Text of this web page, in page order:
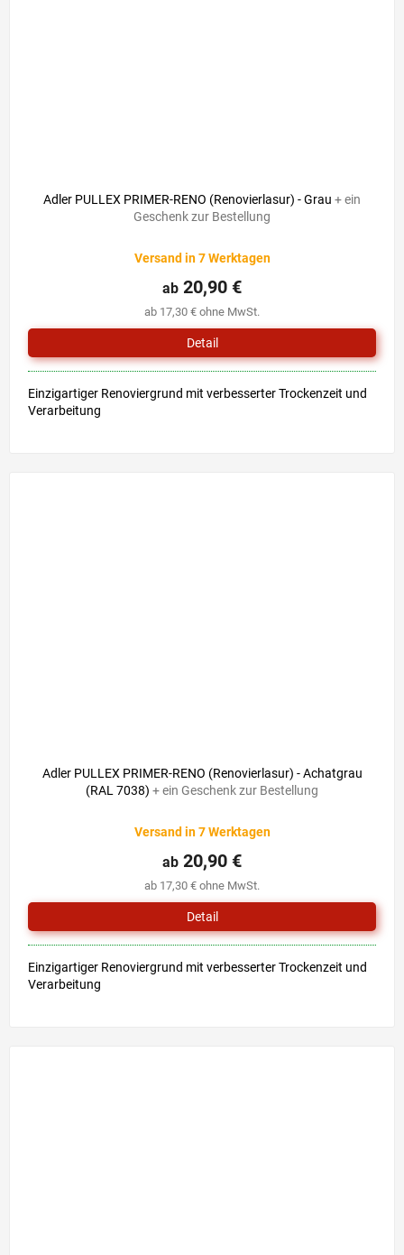
Adler PULLEX PRIMER-RENO (Renovierlasur) - Grau + ein
Geschenk zur Bestellung
Versand in 7 Werktagen
ab 17,30 € ohne MwSt.
ab 20,90 €
Detail
Einzigartiger Renoviergrund mit verbesserter Trockenzeit und
Verarbeitung
Adler PULLEX PRIMER-RENO (Renovierlasur) - Achatgrau
(RAL 7038) + ein Geschenk zur Bestellung
Versand in 7 Werktagen
ab 17,30 € ohne MwSt.
ab 20,90 €
Detail
Einzigartiger Renoviergrund mit verbesserter Trockenzeit und
Verarbeitung